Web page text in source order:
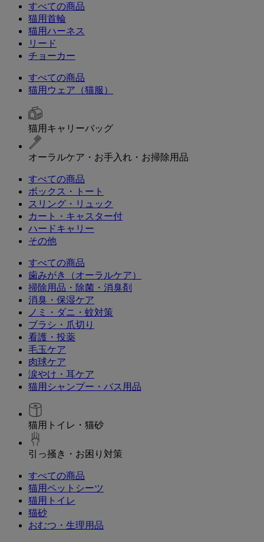
すべての商品
猫用首輪
猫用ハーネス
リード
チョーカー
すべての商品
猫用ウェア（猫服）
猫用キャリーバッグ
オーラルケア・お手入れ・お掃除用品
すべての商品
ボックス・トート
スリング・リュック
カート・キャスター付
ハードキャリー
その他
すべての商品
歯みがき（オーラルケア）
掃除用品・除菌・消臭剤
消臭・保湿ケア
ノミ・ダニ・蚊対策
ブラシ・爪切り
看護・投薬
毛玉ケア
肉球ケア
涙やけ・耳ケア
猫用シャンプー・バス用品
猫用トイレ・猫砂
引っ掻き・お困り対策
すべての商品
猫用ペットシーツ
猫用トイレ
猫砂
おむつ・生理用品